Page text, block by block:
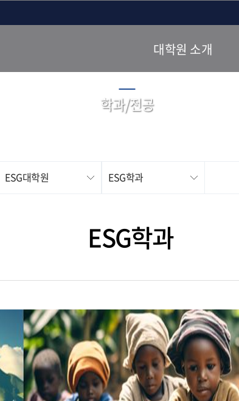
대학원 소개
학과/전공
문화복지상담대학원
스포츠과학대학원
글로벌창업대학원
산학융합대학원
ESG대학원 ESG학과
ESG학과